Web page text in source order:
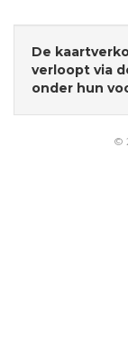
De
verloopt via
onder hun
©